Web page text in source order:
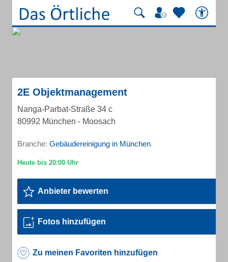
2E Objektmanagement
Nanga-Parbat-Straße 34 c
80992 München - Moosach
Branche: Gebäudereinigung in München
Anbieter bewerten
Fotos hinzufügen
Zu meinen Favoriten hinzufügen